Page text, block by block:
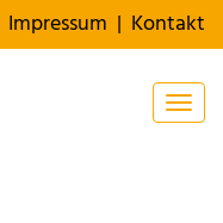
Impressum | Kontakt